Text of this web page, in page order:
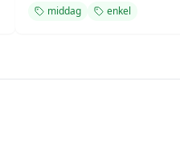
middag enkel